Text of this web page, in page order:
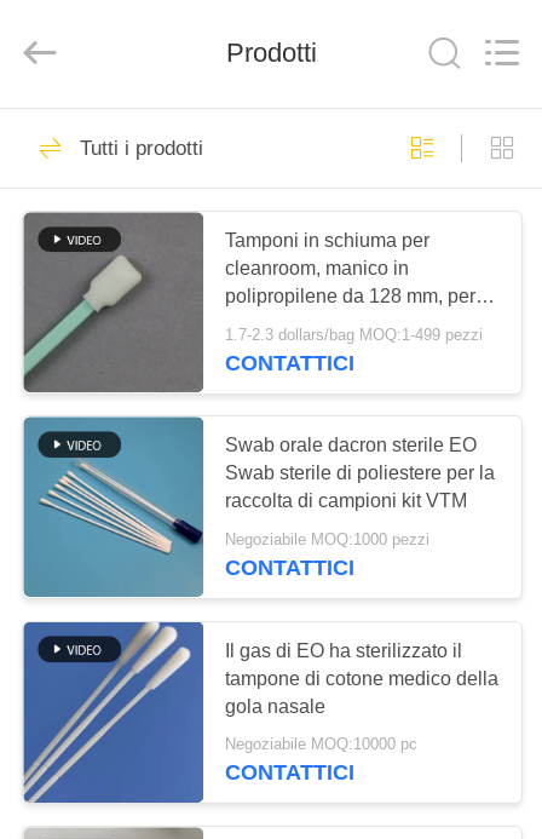
CASA.
PRODOTTI
VIDEO
CHI
SIAMO
VISITA
ALLA
FABBRICA
CONTROLLO
DELLA
QUALITÀ
CONTATTACI
antistatic
products
Rights
tamponi di pulizia
della schiuma
288
Tamponi di punta
della schiuma
234
Tamponi del
poliestere
135
Prodotti
Tutti i prodotti
Tamponi in schiuma per
cleanroom, manico in
polipropilene da 128 mm, per la
manutenzione delle stampanti
1.7-2.3 dollars/bag MOQ:1-499 pezzi
CONTATTICI
Swab orale dacron sterile EO
Swab sterile di poliestere per la
raccolta di campioni kit VTM
Negoziabile MOQ:1000 pezzi
CONTATTICI
Il gas di EO ha sterilizzato il
tampone di cotone medico della
gola nasale
Negoziabile MOQ:10000 pc
CONTATTICI